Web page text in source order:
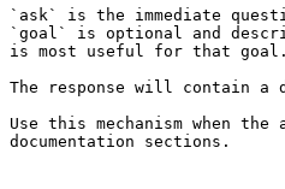
`ask` is the immediate
`goal` is optional and
is most useful for that goal.
The response will contain a
Use this mechanism when